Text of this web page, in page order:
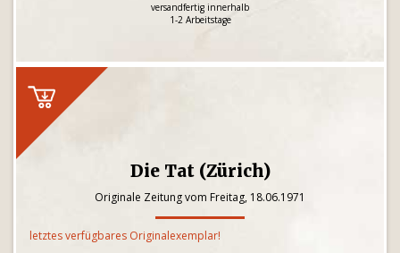
versandfertig innerhalb
1-2 Arbeitstage
Die Tat (Zürich)
Originale Zeitung vom Freitag, 18.06.1971
letztes verfügbares Originalexemplar!